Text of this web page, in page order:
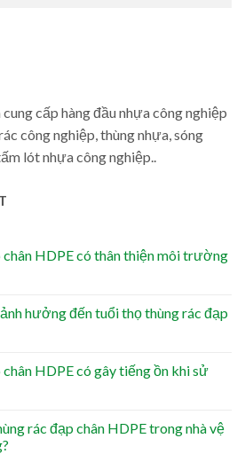
cấp hàng đầu nhựa công nghiệp
công nghiệp, thùng nhựa, sóng
lót nhựa công nghiệp..
chân HDPE có thân thiện môi trường
hưởng đến tuổi thọ thùng rác đạp
HDPE có gây tiếng ồn khi sử
rác đạp chân HDPE trong nhà vệ